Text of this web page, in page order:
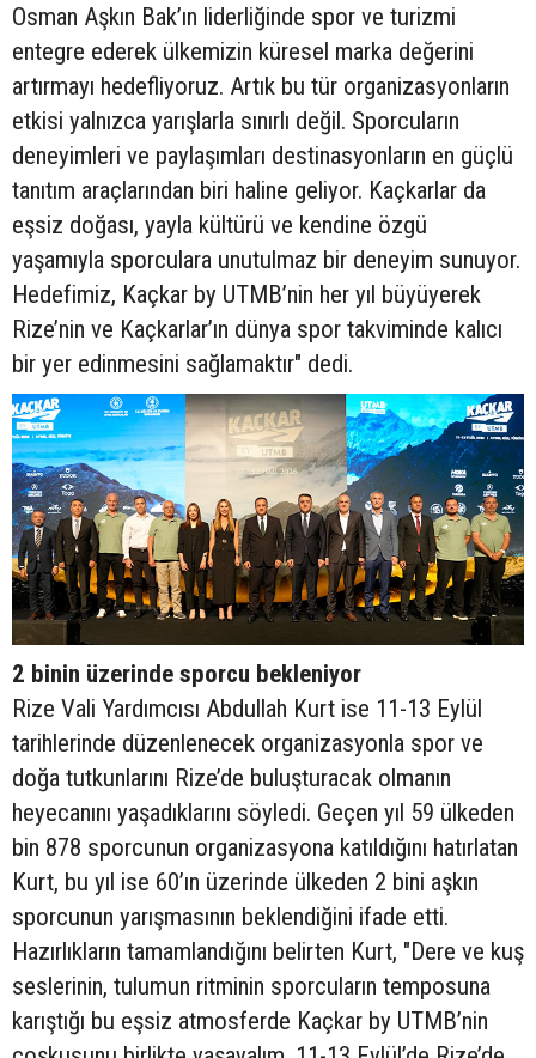
Osman Aşkın Bak’ın liderliğinde spor ve turizmi
entegre ederek ülkemizin küresel marka değerini
artırmayı hedefliyoruz. Artık bu tür organizasyonların
etkisi yalnızca yarışlarla sınırlı değil. Sporcuların
deneyimleri ve paylaşımları destinasyonların en güçlü
tanıtım araçlarından biri haline geliyor. Kaçkarlar da
eşsiz doğası, yayla kültürü ve kendine özgü
yaşamıyla sporculara unutulmaz bir deneyim sunuyor.
Hedefimiz, Kaçkar by UTMB’nin her yıl büyüyerek
Rize’nin ve Kaçkarlar’ın dünya spor takviminde kalıcı
bir yer edinmesini sağlamaktır" dedi.
2 binin üzerinde sporcu bekleniyor
Rize Vali Yardımcısı Abdullah Kurt ise 11-13 Eylül
tarihlerinde düzenlenecek organizasyonla spor ve
doğa tutkunlarını Rize’de buluşturacak olmanın
heyecanını yaşadıklarını söyledi. Geçen yıl 59 ülkeden
bin 878 sporcunun organizasyona katıldığını hatırlatan
Kurt, bu yıl ise 60’ın üzerinde ülkeden 2 bini aşkın
sporcunun yarışmasının beklendiğini ifade etti.
Hazırlıkların tamamlandığını belirten Kurt, "Dere ve kuş
seslerinin, tulumun ritminin sporcuların temposuna
karıştığı bu eşsiz atmosferde Kaçkar by UTMB’nin